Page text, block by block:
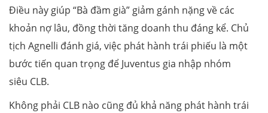
Điều này giúp “Bà đầm già” giảm gánh nặng về các
khoản nợ lâu, đồng thời tăng doanh thu đáng kể. Chủ
tịch Agnelli đánh giá, việc phát hành trái phiếu là một
bước tiến quan trọng để Juventus gia nhập nhóm
siêu CLB.
Không phải CLB nào cũng đủ khả năng phát hành trái